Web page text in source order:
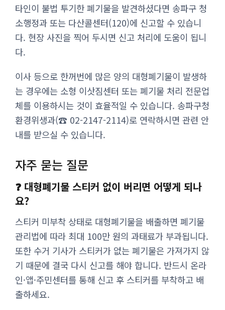
타인이 불법 투기한 폐기물을 발견하셨다면 송파구 청
소행정과 또는 다산콜센터(120)에 신고할 수 있습니
다. 현장 사진을 찍어 두시면 신고 처리에 도움이 됩니
다.
이사 등으로 한꺼번에 많은 양의 대형폐기물이 발생하
는 경우에는 소형 이삿짐센터 또는 폐기물 처리 전문업
체를 이용하시는 것이 효율적일 수 있습니다. 송파구청
환경위생과(☎ 02-2147-2114)로 연락하시면 관련 안
내를 받으실 수 있습니다.
자주 묻는 질문
❓ 대형폐기물 스티커 없이 버리면 어떻게 되나
요?
스티커 미부착 상태로 대형폐기물을 배출하면 폐기물
관리법에 따라 최대 100만 원의 과태료가 부과됩니다.
또한 수거 기사가 스티커가 없는 폐기물은 가져가지 않
기 때문에 결국 다시 신고를 해야 합니다. 반드시 온라
인·앱·주민센터를 통해 신고 후 스티커를 부착하고 배
출하세요.